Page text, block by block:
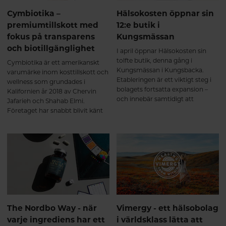
Cymbiotika –
premiumtillskott med
fokus på transparens
och biotillgänglighet
Cymbiotika är ett amerikanskt
varumärke inom kosttillskott och
wellness som grundades i
Kalifornien år 2018 av Chervin
Jafarieh och Shahab Elmi.
Företaget har snabbt blivit känt
avancerade leveranssystem och
starka fokus på transparens.
Hälsokosten öppnar sin
12:e butik i
Kungsmässan
I april öppnar Hälsokosten sin
tolfte butik, denna gång i
Kungsmässan i Kungsbacka.
Etableringen är ett viktigt steg i
bolagets fortsatta expansion –
och innebär samtidigt att
The Nordbo Way - när
varje ingrediens har ett
Vimergy - ett hälsobolag
i världsklass lätta att